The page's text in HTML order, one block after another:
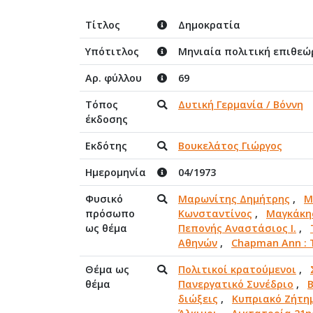
Τίτλος
Δημοκρατία
Υπότιτλος
Μηνιαία πολιτική
Αρ. φύλλου
69
Τόπος
έκδοσης
Δυτική Γερμανία / Βόννη
Εκδότης
Βουκελάτος Γιώργος
Ημερομηνία
04/1973
Φυσικό
πρόσωπο
ως θέμα
Μαρωνίτης Δημήτρης ,
Κωνσταντίνος ,
Πεπονής Αναστάσιος Ι. ,
Αθηνών , Chapman Ann
Θέμα ως
θέμα
Πολιτικοί κρατούμενοι ,
Πανεργατικό Συνέδριο ,
διώξεις , Κυπριακό